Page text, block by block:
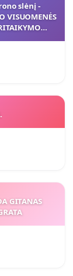
slėnį -
VISUOMENĖS
GITANAS